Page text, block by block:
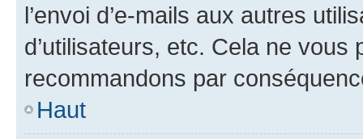
l’envoi d’e-mails aux autres
d’utilisateurs, etc. Cela ne vous
recommandons par
Haut